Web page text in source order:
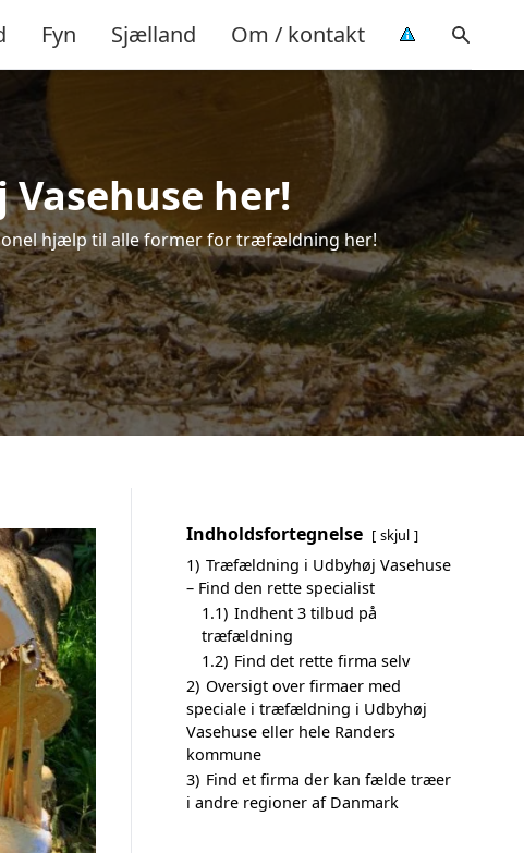
Fyn Sjælland Om / kontakt
her!
hjælp til alle former for træfældning her!
Indholdsfortegnelse skjul
1) Træfældning i Udbyhøj Vasehuse
– Find den rette specialist
1.1) Indhent 3 tilbud på
træfældning
1.2) Find det rette firma selv
2) Oversigt over firmaer med
speciale i træfældning i Udbyhøj
Vasehuse eller hele Randers
kommune
3) Find et firma der kan fælde træer
i andre regioner af Danmark